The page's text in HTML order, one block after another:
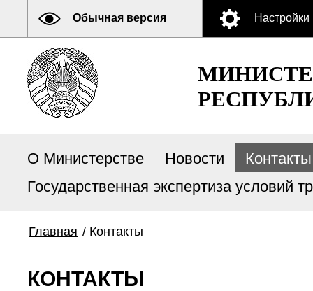
Обычная версия Настройки
О Министерстве Новости
Контакты
Государственная экспертиза условий
Главная / Контакты
КОНТАКТЫ